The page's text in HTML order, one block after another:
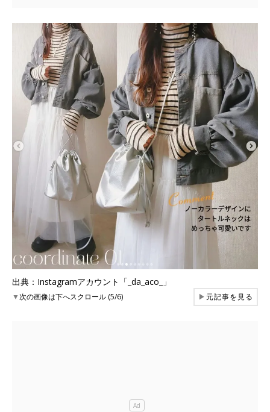
出典：Instagramアカウント「_da_aco_」
▼次の画像は下へスクロール (5/6) ▶元記事を見る